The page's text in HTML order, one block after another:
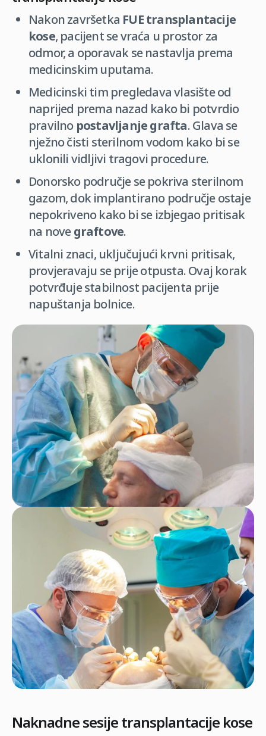
Nakon završetka FUE transplantacije
kose, pacijent se vraća u prostor za
odmor, a oporavak se nastavlja prema
medicinskim uputama.
Medicinski tim pregledava vlasište od
naprijed prema nazad kako bi potvrdio
pravilno postavljanje grafta. Glava se
nježno čisti sterilnom vodom kako bi se
uklonili vidljivi tragovi procedure.
Donorsko područje se pokriva sterilnom
gazom, dok implantirano područje ostaje
nepokriveno kako bi se izbjegao pritisak
na novegraftove.
Vitalni znaci, uključujući krvni pritisak,
provjeravaju se prije otpusta. Ovaj korak
potvrđuje stabilnost pacijenta prije
napuštanja bolnice.
Naknadne sesije transplantacije kose